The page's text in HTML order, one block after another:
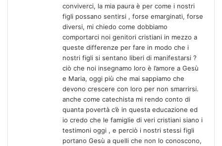
conviverci, la mia paura è per come i nostri
figli possano sentirsi , forse emarginati, forse
diversi, mi chiedo come dobbiamo
comportarci noi genitori cristiani in mezzo a
queste differenze per fare in modo che i
nostri figli si sentano liberi di manifestarsi ?
ciò che noi insegnamo loro è l’amore a Gesù
e Maria, oggi più che mai sappiamo che
devono crescere con loro per non smarrirsi.
anche come catechista mi rendo conto di
quanta povertà c’è in questa educazione ed
io credo che le famiglie di veri cristiani siano i
testimoni oggi , e perciò i nostri stessi figli
portano Gesù a quelli che non lo conoscono,